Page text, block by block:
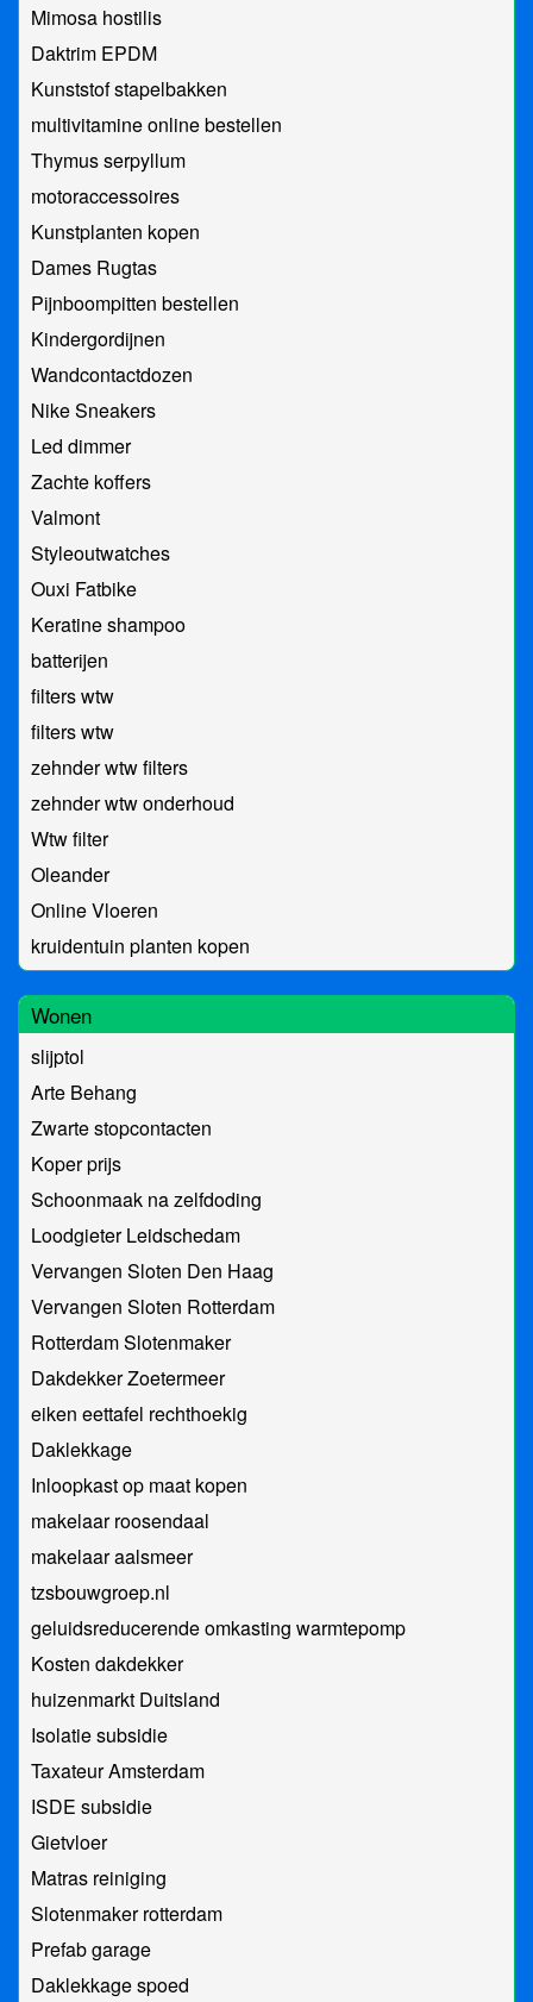
Mimosa hostilis
Daktrim EPDM
Kunststof stapelbakken
multivitamine online bestellen
Thymus serpyllum
motoraccessoires
Kunstplanten kopen
Dames Rugtas
Pijnboompitten bestellen
Kindergordijnen
Wandcontactdozen
Nike Sneakers
Led dimmer
Zachte koffers
Valmont
Styleoutwatches
Ouxi Fatbike
Keratine shampoo
batterijen
filters wtw
filters wtw
zehnder wtw filters
zehnder wtw onderhoud
Wtw filter
Oleander
Online Vloeren
kruidentuin planten kopen
Wonen
slijptol
Arte Behang
Zwarte stopcontacten
Koper prijs
Schoonmaak na zelfdoding
Loodgieter Leidschedam
Vervangen Sloten Den Haag
Vervangen Sloten Rotterdam
Rotterdam Slotenmaker
Dakdekker Zoetermeer
eiken eettafel rechthoekig
Daklekkage
Inloopkast op maat kopen
makelaar roosendaal
makelaar aalsmeer
tzsbouwgroep.nl
geluidsreducerende omkasting warmtepomp
Kosten dakdekker
huizenmarkt Duitsland
Isolatie subsidie
Taxateur Amsterdam
ISDE subsidie
Gietvloer
Matras reiniging
Slotenmaker rotterdam
Prefab garage
Daklekkage spoed